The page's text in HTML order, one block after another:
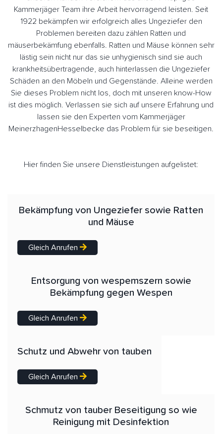
Kammerjäger Team ihre Arbeit hervorragend leisten. Seit
1922 bekämpfen wir erfolgreich alles Ungeziefer den
Problemen bereiten dazu zählen Ratten und
mäuserbekämfung ebenfalls. Ratten und Mäuse können sehr
lästig sein nicht nur das sie unhygienisch sind sie auch
krankheitsübertragende, auch hinterlassen die Ungeziefer
Schäden an den Möbeln und Gegenstände. Alleine werden
Sie dieses Problem nicht los, doch mit unseren know-How
ist dies möglich. Verlassen sie sich auf unsere Erfahrung und
lassen sie den Experten vom Kammerjäger
MeinerzhagenHesselbecke das Problem für sie beseitigen.
Hier finden Sie unsere Dienstleistungen aufgelistet:
Bekämpfung von Ungeziefer sowie Ratten
und Mäuse
Gleich Anrufen
Entsorgung von wespemszern sowie
Bekämpfung gegen Wespen
Gleich Anrufen
Schutz und Abwehr von tauben
Gleich Anrufen
Schmutz von tauber Beseitigung so wie
Reinigung mit Desinfektion